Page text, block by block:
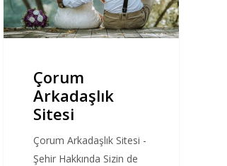
Çorum
Arkadaşlık
Sitesi
Çorum Arkadaşlık Sitesi -
Şehir Hakkında Sizin de